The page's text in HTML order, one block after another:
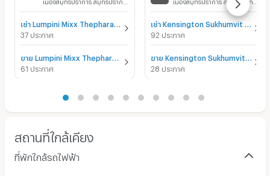
37 ประกาศ
ขาย Lumpini Mixx Thepharak - Srinakarin
61 ประกาศ
92 ประกาศ
28 ประกาศ
สถานที่ใกล้เคียง
ที่พักใกล้รถไฟฟ้า